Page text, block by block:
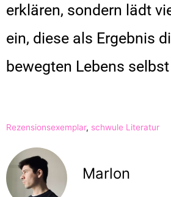
erklären, sondern lädt
ein, diese als Ergebnis
bewegten Lebens
Rezensionsexemplar, schwule Literatur
Marlon